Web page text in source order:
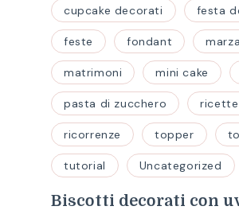
cupcake decorati festa
feste fondant
matrimoni mini cake
pasta di zucchero ricette
ricorrenze topper
tutorial Uncategorized
Biscotti decorati con